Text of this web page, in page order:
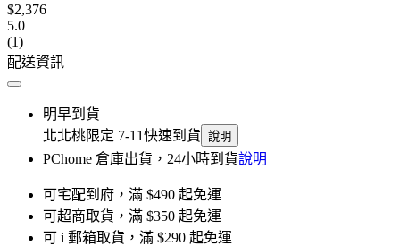
$2,376
5.0
(1)
配送資訊
明早到貨
北北桃限定 7-11快速到貨 說明
PChome 倉庫出貨，24小時到貨說明
可宅配到府，滿 $490 起免運
可超商取貨，滿 $350 起免運
可 i 郵箱取貨，滿 $290 起免運